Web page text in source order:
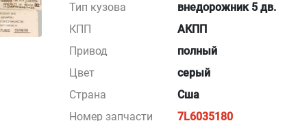
Тип кузова
внедорожник 5 дв.
КПП
АКПП
Привод
полный
Цвет
серый
Страна
Сша
Номер запчасти
7L6035180